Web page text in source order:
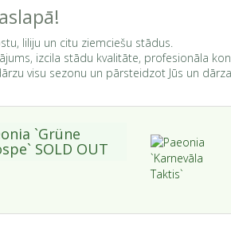
liliju un citu ziemciešu stādus.
izcila stādu kvalitāte, profesionāla
visu sezonu un pārsteidzot Jūs un
`Grüne
SOLD OUT